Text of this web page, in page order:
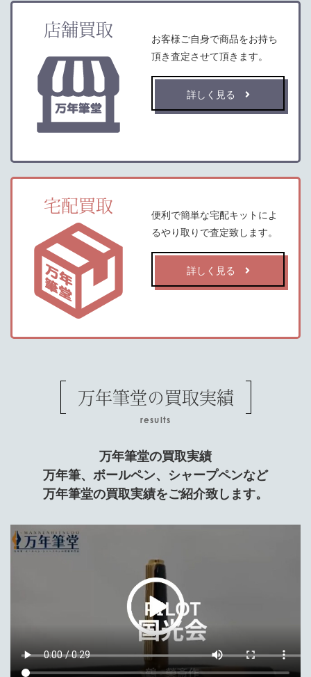
店舗買取
お客様ご自身で商品をお持ち
頂き査定させて頂きます。
詳しく見る
宅配買取
便利で簡単な宅配キットによ
るやり取りで査定致します。
詳しく見る
万年筆堂の買取実績
results
万年筆堂の買取実績
万年筆、ボールペン、シャープペンなど
万年筆堂の買取実績をご紹介致します。